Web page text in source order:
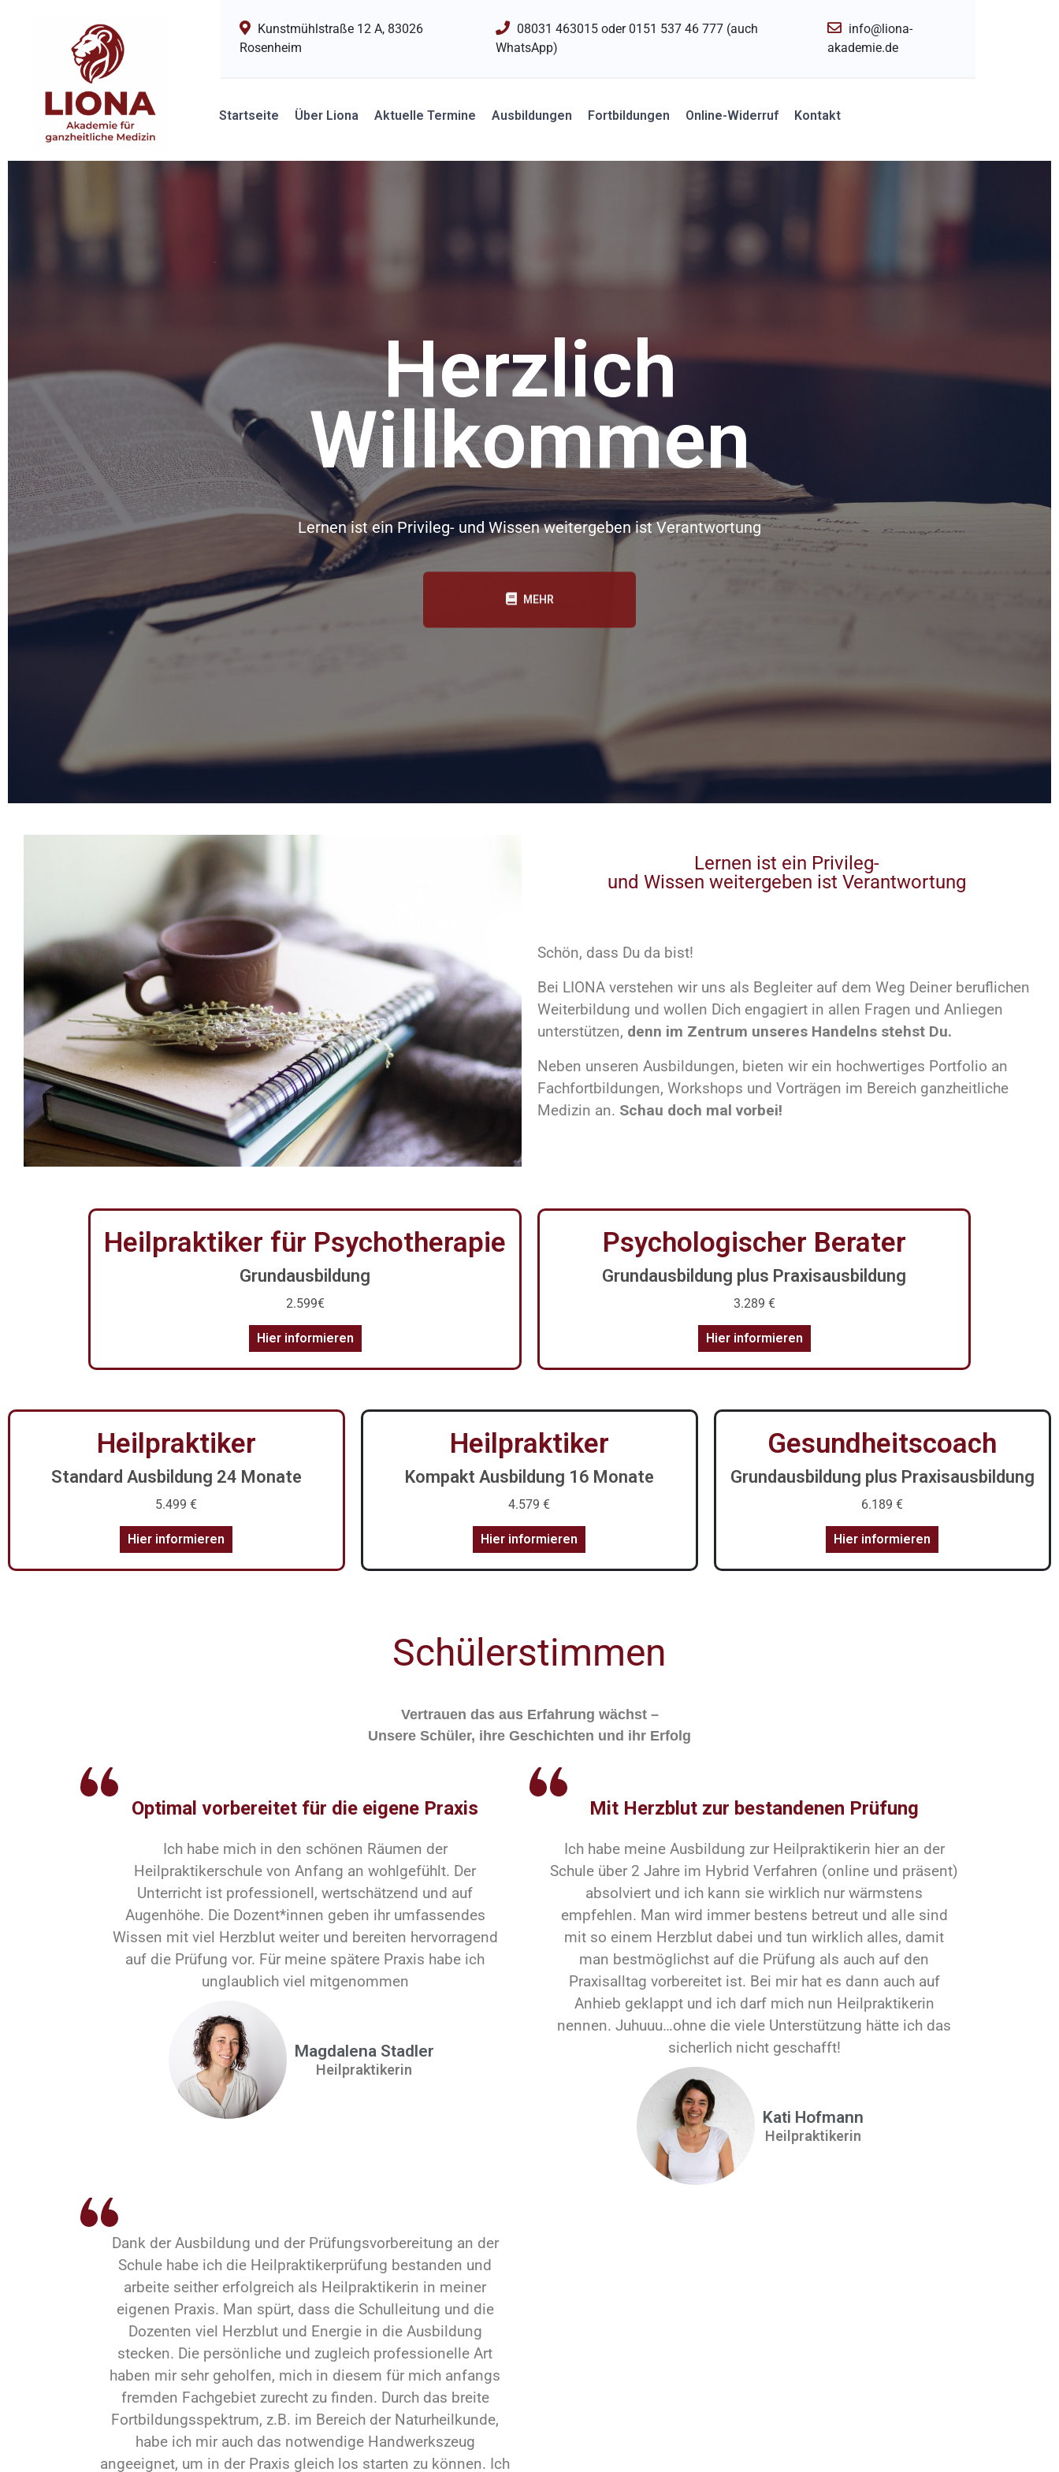
Kunstmühlstraße 12 A, 83026
Rosenheim
08031 463015 oder 0151 537 46 777 (auch
WhatsApp)
info@liona-
akademie.de
Startseite Über Liona Aktuelle Termine Ausbildungen Fortbildungen Online-Widerruf Kontakt
Herzlich
Willkommen
Lernen ist ein Privileg- und Wissen weitergeben ist Verantwortung
MEHR
Lernen ist ein Privileg-
und Wissen weitergeben ist Verantwortung
Schön, dass Du da bist!
Bei LIONA verstehen wir uns als Begleiter auf dem Weg Deiner beruflichen
Weiterbildung und wollen Dich engagiert in allen Fragen und Anliegen
unterstützen, denn im Zentrum unseres Handelns stehst Du.
Neben unseren Ausbildungen, bieten wir ein hochwertiges Portfolio an
Fachfortbildungen, Workshops und Vorträgen im Bereich ganzheitliche
Medizin an. Schau doch mal vorbei!
Grundausbildung
Heilpraktiker für Psychotherapie
2.599€
Hier informieren
Grundausbildung plus Praxisausbildung
Psychologischer Berater
3.289 €
Hier informieren
Standard Ausbildung 24 Monate
Heilpraktiker
5.499 €
Hier informieren
Kompakt Ausbildung 16 Monate
Heilpraktiker
4.579 €
Hier informieren
Grundausbildung plus Praxisausbildung
Gesundheitscoach
6.189 €
Hier informieren
Schülerstimmen
Vertrauen das aus Erfahrung wächst –
Unsere Schüler, ihre Geschichten und ihr Erfolg​
Optimal vorbereitet für die eigene Praxis
Ich habe mich in den schönen Räumen der
Heilpraktikerschule von Anfang an wohlgefühlt. Der
Unterricht ist professionell, wertschätzend und auf
Augenhöhe. Die Dozent*innen geben ihr umfassendes
Wissen mit viel Herzblut weiter und bereiten hervorragend
auf die Prüfung vor. Für meine spätere Praxis habe ich
unglaublich viel mitgenommen
Magdalena Stadler
Heilpraktikerin
Mit Herzblut zur bestandenen Prüfung
Ich habe meine Ausbildung zur Heilpraktikerin hier an der
Schule über 2 Jahre im Hybrid Verfahren (online und präsent)
absolviert und ich kann sie wirklich nur wärmstens
empfehlen. Man wird immer bestens betreut und alle sind
mit so einem Herzblut dabei und tun wirklich alles, damit
man bestmöglichst auf die Prüfung als auch auf den
Praxisalltag vorbereitet ist. Bei mir hat es dann auch auf
Anhieb geklappt und ich darf mich nun Heilpraktikerin
nennen. Juhuuu…ohne die viele Unterstützung hätte ich das
sicherlich nicht geschafft!
Kati Hofmann
Heilpraktikerin
Dank der Ausbildung und der Prüfungsvorbereitung an der
Schule habe ich die Heilpraktikerprüfung bestanden und
arbeite seither erfolgreich als Heilpraktikerin in meiner
eigenen Praxis. Man spürt, dass die Schulleitung und die
Dozenten viel Herzblut und Energie in die Ausbildung
stecken. Die persönliche und zugleich professionelle Art
haben mir sehr geholfen, mich in diesem für mich anfangs
fremden Fachgebiet zurecht zu finden. Durch das breite
Fortbildungsspektrum, z.B. im Bereich der Naturheilkunde,
habe ich mir auch das notwendige Handwerkszeug
angeeignet, um in der Praxis gleich los starten zu können. Ich